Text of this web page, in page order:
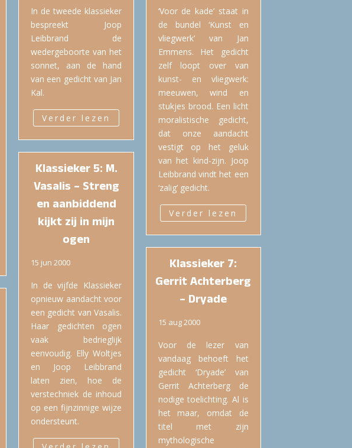
In de tweede klassieker
bespreekt Joop
Leibbrand de
wedergeboorte van het
sonnet, aan de hand
van een gedicht van Jan
Kal.
Verder lezen
‘Voor de kade’ staat in
de bundel ‘Kunst en
vliegwerk’ van Jan
Emmens. Het gedicht
zelf loopt over van
kunst- en vliegwerk:
meeuwen, wind en
stukjes brood. Een licht
moralistische gedicht,
dat onze aandacht
vestigt op het geluk
van het kind-zijn. Joop
Leibbrand vindt het een
‘zalig’ gedicht.
Verder lezen
Klassieker 5: M.
Vasalis – Streng
en aanbiddend
kijkt zij in mijn
ogen
15 jun 2000
In de vijfde Klassieker
opnieuw aandacht voor
een gedicht van Vasalis.
Haar gedichten ogen
vaak bedrieglijk
eenvoudig. Elly Woltjes
en Joop Leibbrand
laten zien, hoe de
verstechniek de inhoud
op een fijnzinnige wijze
ondersteunt.
Klassieker 7:
Gerrit Achterberg
– Dryade
15 aug 2000
Voor de lezer van
vandaag behoeft het
gedicht ‘Dryade’ van
Gerrit Achterberg de
nodige toelichting. Al is
het maar, omdat de
titel met zijn
mythologische